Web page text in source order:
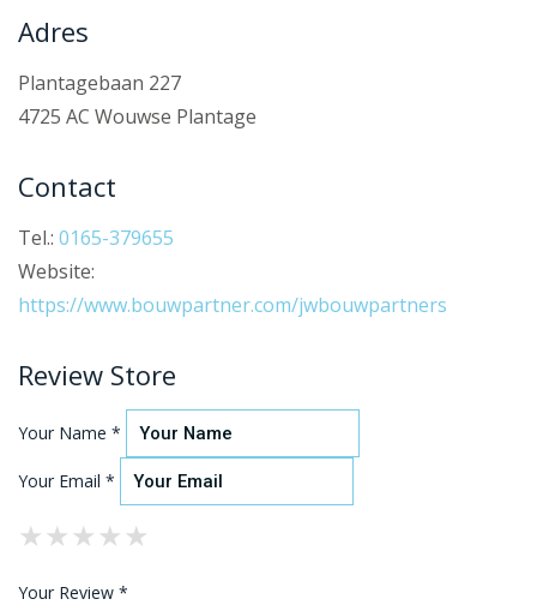
Adres
Plantagebaan 227
4725 AC Wouwse Plantage
Contact
Tel.: 0165-379655
Website:
https://www.bouwpartner.com/jwbouwpartners
Review Store
Your Name *
Your Email *
★
★★
★★★
★★★★
★★★★★
Your Review *